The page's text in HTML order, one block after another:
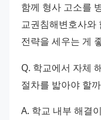
함께 형사 고소를
교권침해변호사와
전략을 세우는 게
Q. 학교에서 자체
절차를 밟아야 할
A. 학교 내부 해결